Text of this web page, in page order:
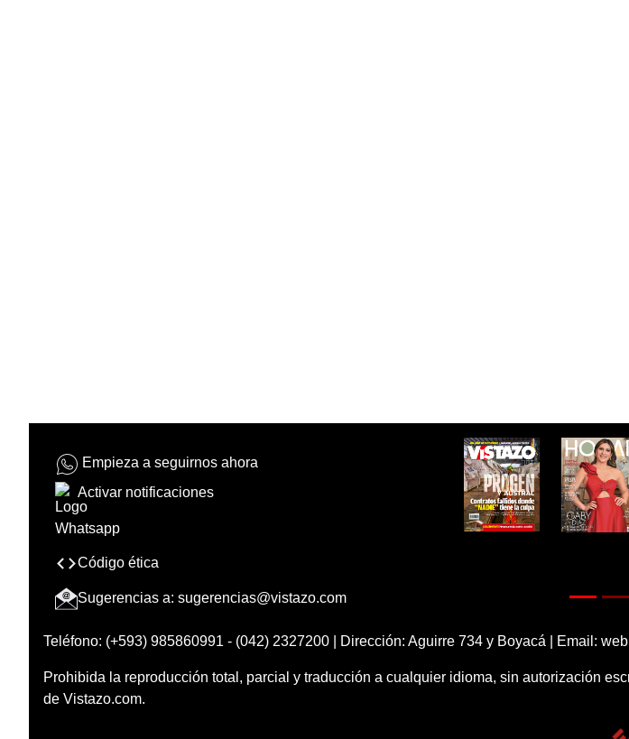
Empieza a seguirnos ahora
Activar notificaciones
Código ética
Sugerencias a: sugerencias@vistazo.com
Teléfono: (+593) 985860991 - (042) 2327200 | Dirección: Aguirre 734 y Boyacá | Email:
Prohibida la reproducción total, parcial y traducción a cualquier idioma, sin autorización
de Vistazo.com.